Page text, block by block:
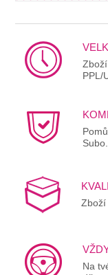
PPL/
Subo.
Zboží
Na